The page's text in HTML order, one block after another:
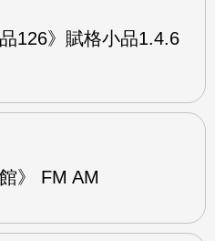
126》賦格小品1.4.6
》 FM AM